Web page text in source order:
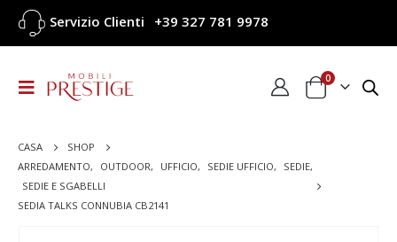
Servizio Clienti +39 327 781 9978
0
CASA
SHOP
ARREDAMENTO, OUTDOOR, UFFICIO, SEDIE UFFICIO, SEDIE,
SEDIE E SGABELLI
SEDIA TALKS CONNUBIA CB2141